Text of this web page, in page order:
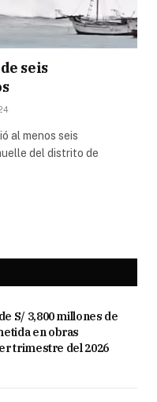
seis
al menos seis
del distrito de
S/ 3,800 millones de
en obras
trimestre del 2026